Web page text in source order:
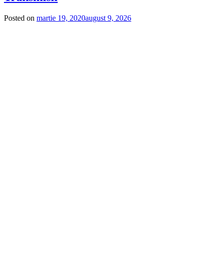
Posted on martie 19, 2020august 9, 2026